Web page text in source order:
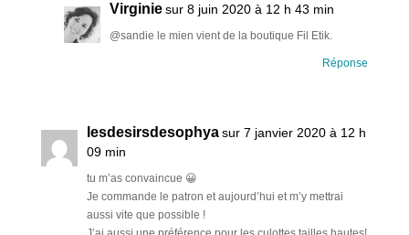
Virginie sur 8 juin 2020 à 12 h 43 min
@sandie le mien vient de la boutique Fil Etik.
Réponse
lesdesirsdesophya sur 7 janvier 2020 à 12 h
09 min
tu m’as convaincue 😀
Je commande le patron et aujourd’hui et m’y mettrai
aussi vite que possible !